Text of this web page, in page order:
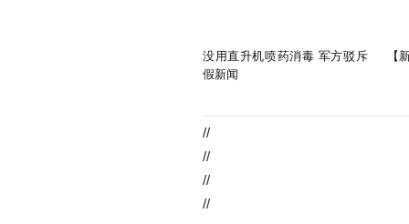
没用直升机喷药消毒 军方驳斥
假新闻
【
//
//
//
//